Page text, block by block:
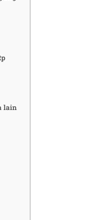
lain